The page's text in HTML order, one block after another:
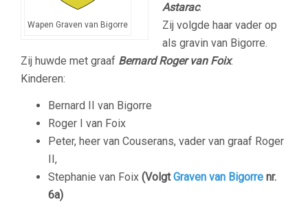
Wapen Graven van Bigorre
Astarac.
Zij volgde haar vader op
als gravin van Bigorre.
Zij huwde met graaf Bernard Roger van Foix.
Kinderen:
Bernard II van Bigorre
Roger I van Foix
Peter, heer van Couserans, vader van graaf Roger
II,
Stephanie van Foix (VolgtGraven van Bigorre nr.
6a)